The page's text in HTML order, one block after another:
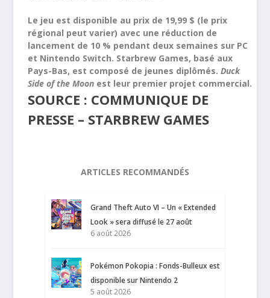
Le jeu est disponible au prix de 19,99 $ (le prix
régional peut varier) avec une réduction de
lancement de 10 % pendant deux semaines sur PC
et Nintendo Switch. Starbrew Games, basé aux
Pays-Bas, est composé de jeunes diplômés.Duck
Side of the Moon est leur premier projet commercial.
SOURCE : COMMUNIQUE DE
PRESSE – STARBREW GAMES
ARTICLES RECOMMANDÉS
Grand Theft Auto VI – Un « Extended
Look » sera diffusé le 27 août
6 août 2026
Pokémon Pokopia : Fonds-Bulleux est
disponible sur Nintendo 2
5 août 2026